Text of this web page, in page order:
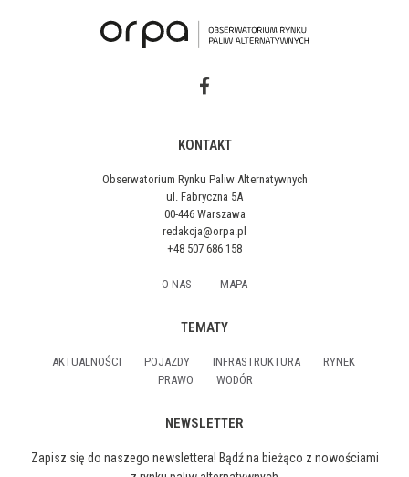
KONTAKT
Obserwatorium Rynku Paliw Alternatywnych
ul. Fabryczna 5A
00-446 Warszawa
redakcja@orpa.pl
+48 507 686 158
O NAS MAPA
TEMATY
AKTUALNOŚCI POJAZDY INFRASTRUKTURA
RYNEK
PRAWO
WODÓR
NEWSLETTER
Zapisz się do naszego newslettera! Bądź na bieżąco z nowościami